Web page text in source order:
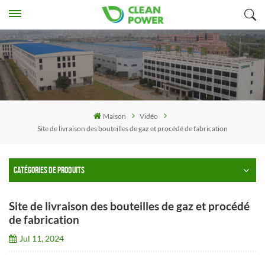
Maison
Vidéo
Site de livraison des bouteilles de gaz et procédé de fabrication
CATÉGORIES DE PRODUITS
Site de livraison des bouteilles de gaz et procédé
de fabrication
Jul 11, 2024